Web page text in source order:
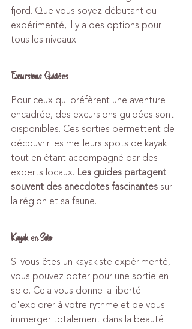
fjord. Que vous soyez débutant ou
expérimenté, il y a des options pour
tous les niveaux.
Excursions Guidées
Pour ceux qui préfèrent une aventure
encadrée, des excursions guidées sont
disponibles. Ces sorties permettent de
découvrir les meilleurs spots de kayak
tout en étant accompagné par des
experts locaux. Les guides partagent
souvent des anecdotes fascinantes sur
la région et sa faune.
Kayak en Solo
Si vous êtes un kayakiste expérimenté,
vous pouvez opter pour une sortie en
solo. Cela vous donne la liberté
d'explorer à votre rythme et de vous
immerger totalement dans la beauté